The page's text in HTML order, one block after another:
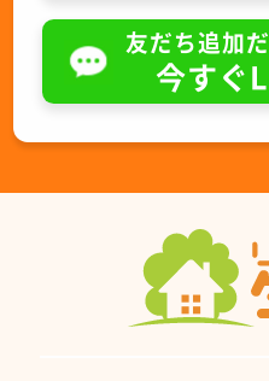
友だち追加
今すぐ